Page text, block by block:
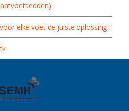
elke voet de juiste oplossing